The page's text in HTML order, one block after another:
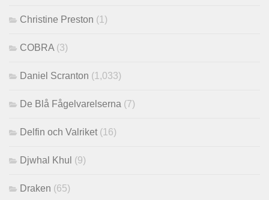
Christine Preston (1)
COBRA (3)
Daniel Scranton (1,033)
De Blå Fågelvarelserna (7)
Delfin och Valriket (16)
Djwhal Khul (9)
Draken (65)